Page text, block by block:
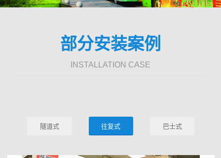
部分安装案例
INSTALLATION CASE
隧道式 往复式 巴士式